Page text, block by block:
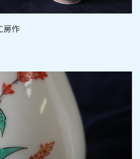
房作